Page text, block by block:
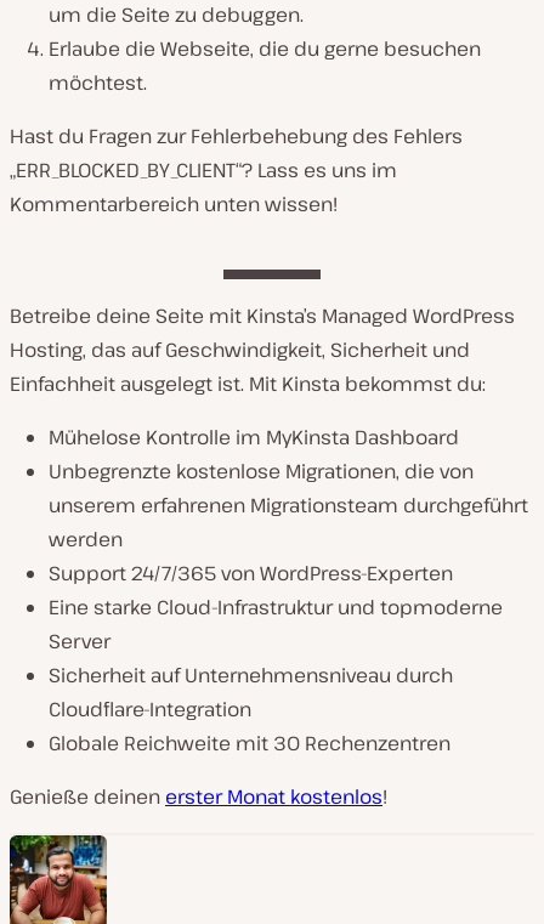
um die Seite zu debuggen.
Erlaube die Webseite, die du gerne besuchen
möchtest.
Hast du Fragen zur Fehlerbehebung des Fehlers
„ERR_BLOCKED_BY_CLIENT“? Lass es uns im
Kommentarbereich unten wissen!
Betreibe deine Seite mit Kinsta’s Managed WordPress
Hosting, das auf Geschwindigkeit, Sicherheit und
Einfachheit ausgelegt ist. Mit Kinsta bekommst du:
Mühelose Kontrolle im MyKinsta Dashboard
Unbegrenzte kostenlose Migrationen, die von
unserem erfahrenen Migrationsteam durchgeführt
werden
Support 24/7/365 von WordPress-Experten
Eine starke Cloud-Infrastruktur und topmoderne
Server
Sicherheit auf Unternehmensniveau durch
Cloudflare-Integration
Globale Reichweite mit 30 Rechenzentren
Genieße deinen erster Monat kostenlos!